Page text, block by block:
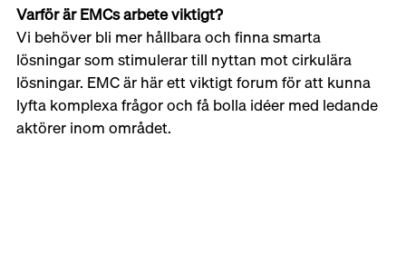
Varför är EMCs arbete viktigt?
Vi behöver bli mer hållbara och finna smarta
lösningar som stimulerar till nyttan mot cirkulära
lösningar. EMC är här ett viktigt forum för att kunna
lyfta komplexa frågor och få bolla idéer med ledande
aktörer inom området.